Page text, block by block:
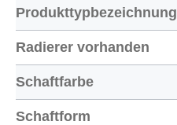
Produkttypbezeichnung
Radierer vorhanden
Schaftfarbe
Schaftform